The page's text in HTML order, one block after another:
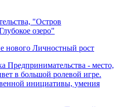
"Остров
озеро"
нового Личностный рост
Предпринимательства - место,
в большой ролевой игре.
инициативы, умения